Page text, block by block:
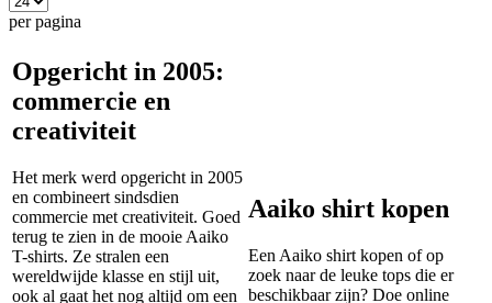
per pagina
Opgericht in 2005:
commercie en
creativiteit
Het merk werd opgericht in 2005
en combineert sindsdien
commercie met creativiteit. Goed
terug te zien in de mooie Aaiko
T-shirts. Ze stralen een
wereldwijde klasse en stijl uit,
ook al gaat het nog altijd om een
Aaiko shirt kopen
Een Aaiko shirt kopen of op
zoek naar de leuke tops die er
beschikbaar zijn? Doe online